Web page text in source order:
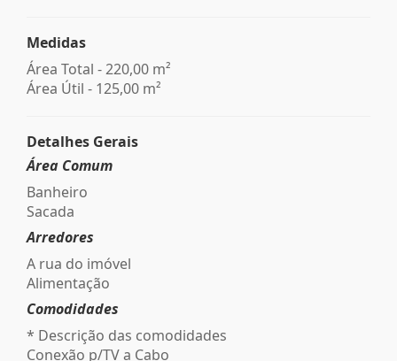
Medidas
Área Total - 220,00 m²
Área Útil - 125,00 m²
Detalhes Gerais
Área Comum
Banheiro
Sacada
Arredores
A rua do imóvel
Alimentação
Comodidades
* Descrição das comodidades
Conexão p/TV a Cabo